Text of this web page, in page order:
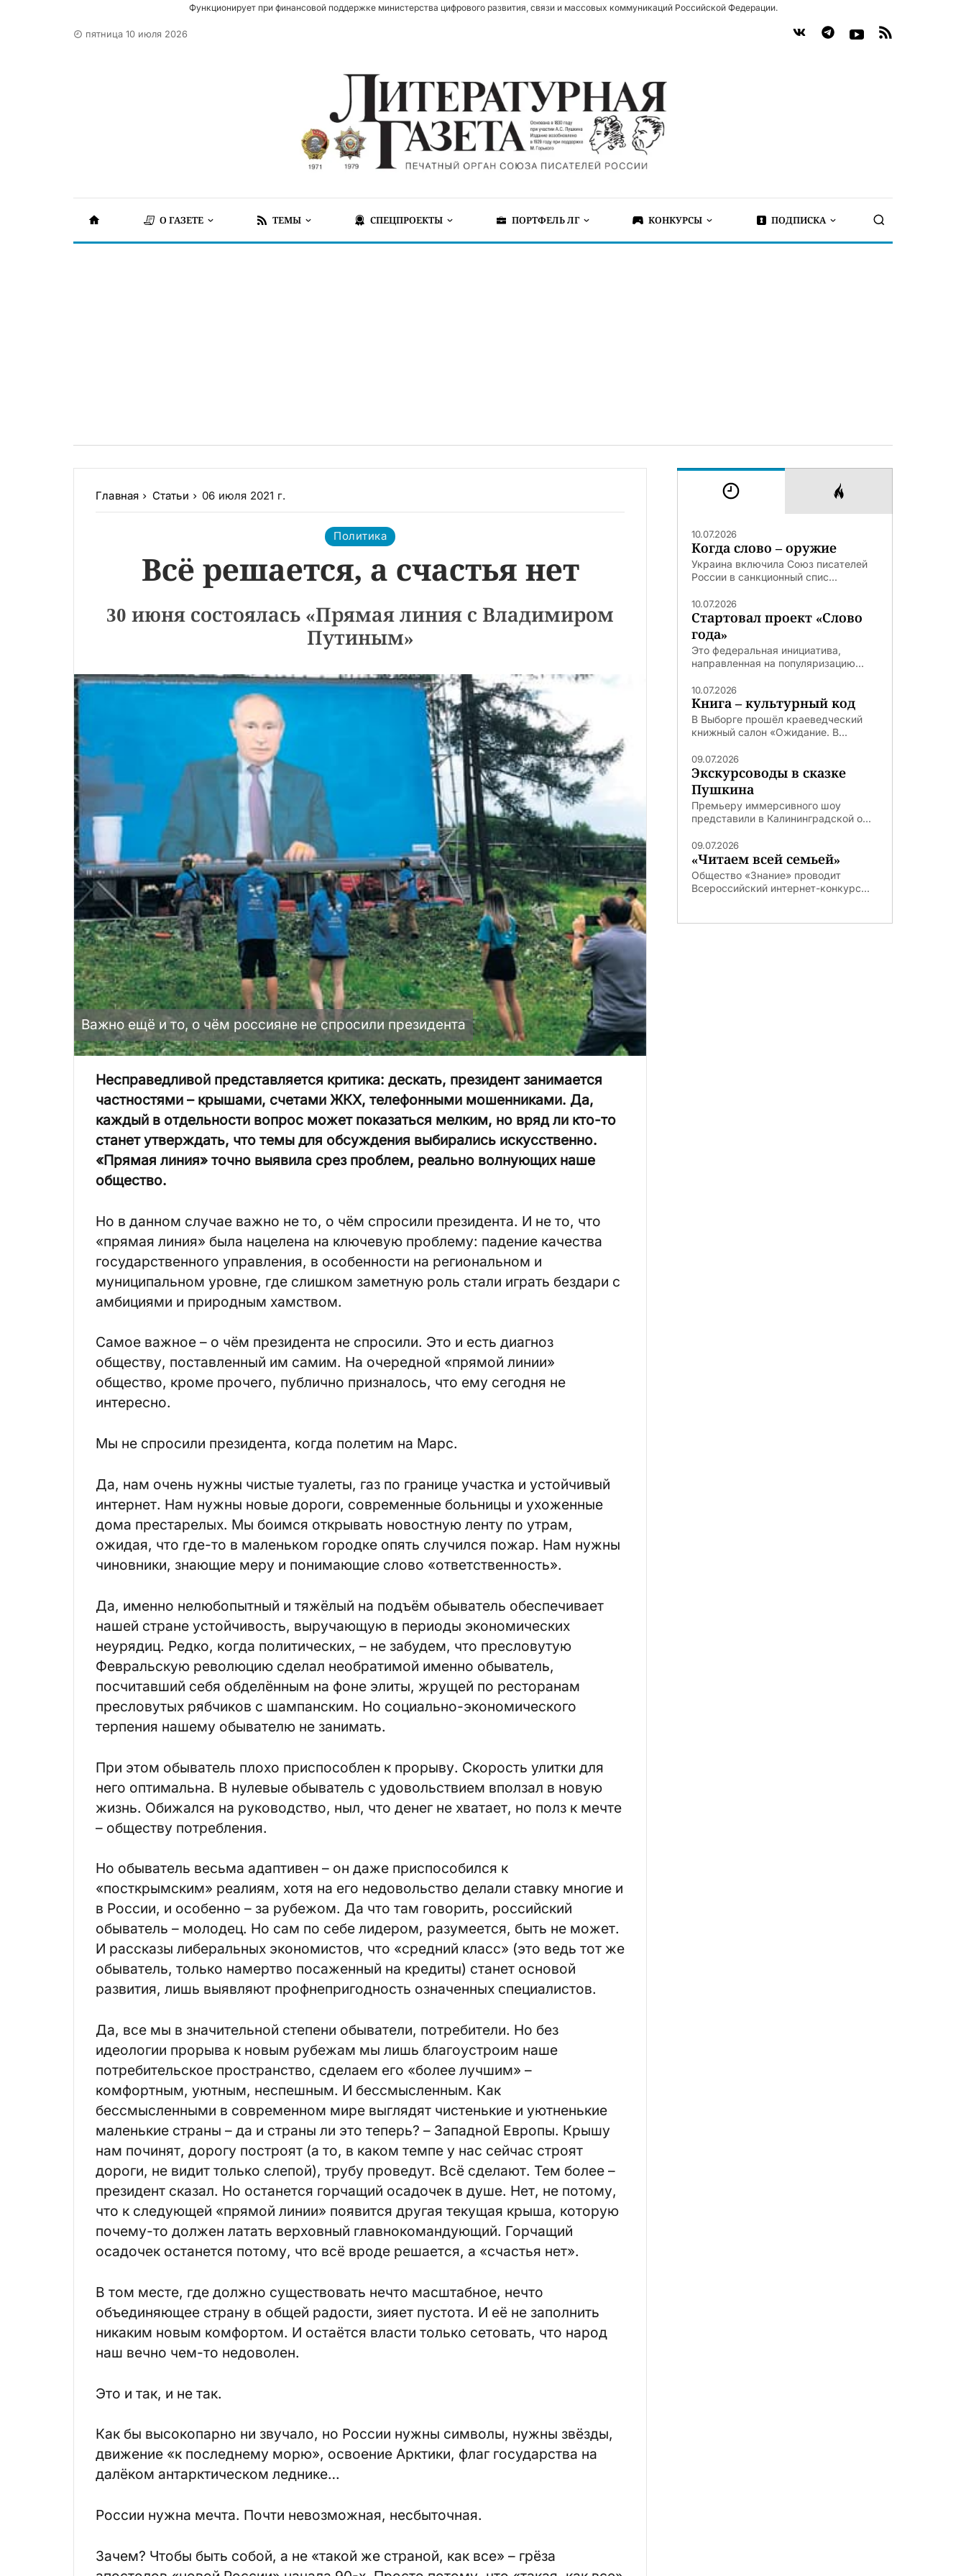
Функционирует при финансовой поддержке министерства цифрового развития, связи и массовых коммуникаций Российской Федерации.
пятница 10 июля 2026
О ГАЗЕТЕ ТЕМЫ СПЕЦПРОЕКТЫ ПОРТФЕЛЬ ЛГ КОНКУРСЫ ПОДПИСКА
Главная Статьи 06 июля 2021 г.
Политика
Всё решается, а счастья нет
30 июня состоялась «Прямая линия с Владимиром
Путиным»
Важно ещё и то, о чём россияне не спросили президента
Несправедливой представляется критика: дескать, президент занимается
частностями – крышами, счетами ЖКХ, телефонными мошенниками. Да,
каждый в отдельности вопрос может показаться мелким, но вряд ли кто-то
станет утверждать, что темы для обсуждения выбирались искусственно.
«Прямая линия» точно выявила срез проблем, реально волнующих наше
общество.
Но в данном случае важно не то, о чём спросили президента. И не то, что
«прямая линия» была нацелена на ключевую проблему: падение качества
государственного управления, в особенности на региональном и
муниципальном уровне, где слишком заметную роль стали играть бездари с
амбициями и природным хамством.
Самое важное – о чём президента не спросили. Это и есть диагноз
обществу, поставленный им самим. На очередной «прямой линии»
общество, кроме прочего, публично призналось, что ему сегодня не
интересно.
Мы не спросили президента, когда полетим на Марс.
Да, нам очень нужны чистые туалеты, газ по границе участка и устойчивый
интернет. Нам нужны новые дороги, современные больницы и ухоженные
дома престарелых. Мы боимся открывать новостную ленту по утрам,
ожидая, что где-то в маленьком городке опять случился пожар. Нам нужны
чиновники, знающие меру и понимающие слово «ответственность».
Да, именно нелюбопытный и тяжёлый на подъём обыватель обеспечивает
нашей стране устойчивость, выручающую в периоды экономических
неурядиц. Редко, когда политических, – не забудем, что пресловутую
Февральскую революцию сделал необратимой именно обыватель,
посчитавший себя обделённым на фоне элиты, жрущей по ресторанам
пресловутых рябчиков с шампанским. Но социально-экономического
терпения нашему обывателю не занимать.
При этом обыватель плохо приспособлен к прорыву. Скорость улитки для
него оптимальна. В нулевые обыватель с удовольствием вползал в новую
жизнь. Обижался на руководство, ныл, что денег не хватает, но полз к мечте
– обществу потребления.
Но обыватель весьма адаптивен – он даже приспособился к
«посткрымским» реалиям, хотя на его недовольство делали ставку многие и
в России, и особенно – за рубежом. Да что там говорить, российский
обыватель – молодец. Но сам по себе лидером, разумеется, быть не может.
И рассказы либеральных экономистов, что «средний класс» (это ведь тот же
обыватель, только намертво посаженный на кредиты) станет основой
развития, лишь выявляют профнепригодность означенных специалистов.
Да, все мы в значительной степени обыватели, потребители. Но без
идеологии прорыва к новым рубежам мы лишь благоустроим наше
потребительское пространство, сделаем его «более лучшим» –
комфортным, уютным, неспешным. И бессмысленным. Как
бессмысленными в современном мире выглядят чистенькие и уютненькие
маленькие страны – да и страны ли это теперь? – Западной Европы. Крышу
нам починят, дорогу построят (а то, в каком темпе у нас сейчас строят
дороги, не видит только слепой), трубу проведут. Всё сделают. Тем более –
президент сказал. Но останется горчащий осадочек в душе. Нет, не потому,
что к следующей «прямой линии» появится другая текущая крыша, которую
почему-то должен латать верховный главнокомандующий. Горчащий
осадочек останется потому, что всё вроде решается, а «счастья нет».
В том месте, где должно существовать нечто масштабное, нечто
объединяющее страну в общей радости, зияет пустота. И её не заполнить
никаким новым комфортом. И остаётся власти только сетовать, что народ
наш вечно чем-то недоволен.
Это и так, и не так.
Как бы высокопарно ни звучало, но России нужны символы, нужны звёзды,
движение «к последнему морю», освоение Арктики, флаг государства на
далёком антарктическом леднике…
России нужна мечта. Почти невозможная, несбыточная.
Зачем? Чтобы быть собой, а не «такой же страной, как все» – грёза
10.07.2026
Когда слово – оружие
Украина включила Союз писателей
России в санкционный спис...
10.07.2026
Стартовал проект «Слово
года»
Это федеральная инициатива,
направленная на популяризацию...
10.07.2026
Книга – культурный код
В Выборге прошёл краеведческий
книжный салон «Ожидание. В...
09.07.2026
Экскурсоводы в сказке
Пушкина
Премьеру иммерсивного шоу
представили в Калининградской о...
09.07.2026
«Читаем всей семьей»
Общество «Знание» проводит
Всероссийский интернет-конкурс...